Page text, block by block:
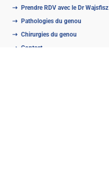
Prendre RDV avec le Dr Wajsfisz
Pathologies du genou
Chirurgies du genou
Contact